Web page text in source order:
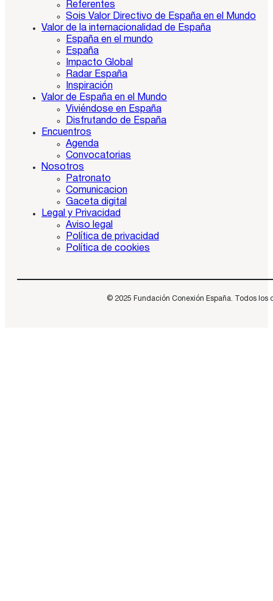
Referentes
Sois Valor Directivo de España en el Mundo
Valor de la internacionalidad de España
España en el mundo
España
Impacto Global
Radar España
Inspiración
Valor de España en el Mundo
Viviéndose en España
Disfrutando de España
Encuentros
Agenda
Convocatorias
Nosotros
Patronato
Comunicacion
Gaceta digital
Legal y Privacidad
Aviso legal
Política de privacidad
Política de cookies
© 2025 Fundación Conexión España. Todos los